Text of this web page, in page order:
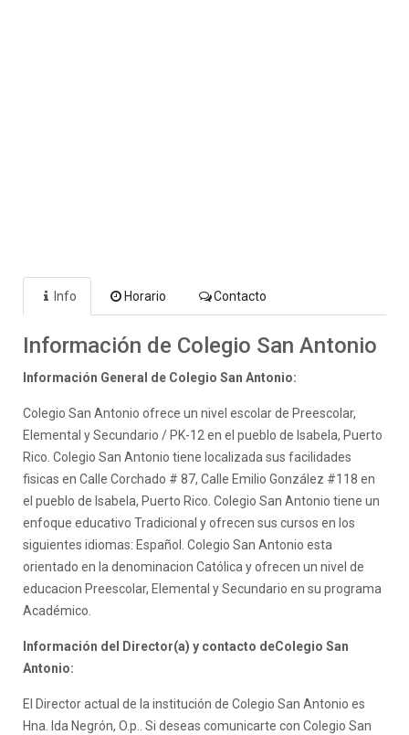
Info Horario Contacto
Información de Colegio San Antonio
Información General de Colegio San Antonio:
Colegio San Antonio ofrece un nivel escolar de Preescolar,
Elemental y Secundario / PK-12 en el pueblo de Isabela, Puerto
Rico. Colegio San Antonio tiene localizada sus facilidades
fisicas en Calle Corchado # 87, Calle Emilio González #118 en
el pueblo de Isabela, Puerto Rico. Colegio San Antonio tiene un
enfoque educativo Tradicional y ofrecen sus cursos en los
siguientes idiomas: Español. Colegio San Antonio esta
orientado en la denominacion Católica y ofrecen un nivel de
educacion Preescolar, Elemental y Secundario en su programa
Académico.
Información del Director(a) y contacto deColegio San
Antonio:
El Director actual de la institución de Colegio San Antonio es
Hna. Ida Negrón, O.p.. Si deseas comunicarte con Colegio San